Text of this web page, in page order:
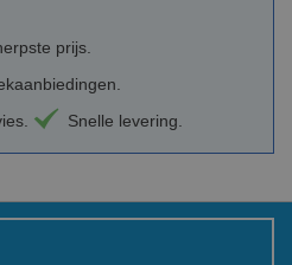
prijs.
Snelle levering.